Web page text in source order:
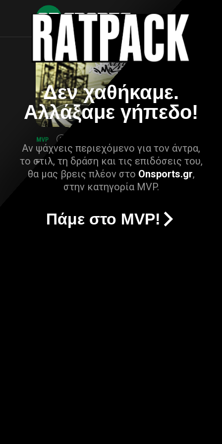
Δεν χαθήκαμε.
Αλλάξαμε γήπεδο!
Αν ψάχνεις περιεχόμενο για τον άντρα,
το στιλ, τη δράση και τις επιδόσεις του,
θα μας βρεις πλέον στο Onsports.gr,
στην κατηγορία MVP.
Πάμε στο MVP!